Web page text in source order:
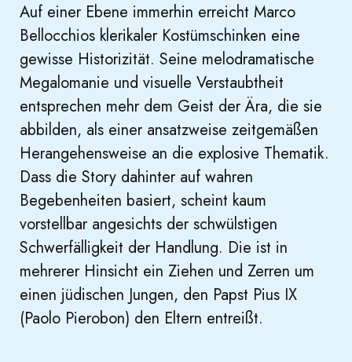
Auf einer Ebene immerhin erreicht Marco
Bellocchios klerikaler Kostümschinken eine
gewisse Historizität. Seine melodramatische
Megalomanie und visuelle Verstaubtheit
entsprechen mehr dem Geist der Ära, die sie
abbilden, als einer ansatzweise zeitgemäßen
Herangehensweise an die explosive Thematik.
Dass die Story dahinter auf wahren
Begebenheiten basiert, scheint kaum
vorstellbar angesichts der schwülstigen
Schwerfälligkeit der Handlung. Die ist in
mehrerer Hinsicht ein Ziehen und Zerren um
einen jüdischen Jungen, den Papst Pius IX
(Paolo Pierobon) den Eltern entreißt.